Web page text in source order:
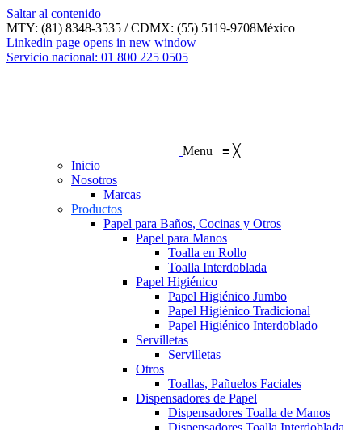
Saltar al contenido
MTY: (81) 8348-3535 / CDMX: (55) 5119-9708México
Linkedin page opens in new window
Servicio nacional: 01 800 225 0505
Menu ≡ ╳
Inicio
Nosotros
Marcas
Productos
Papel para Baños, Cocinas y Otros
Papel para Manos
Toalla en Rollo
Toalla Interdoblada
Papel Higiénico
Papel Higiénico Jumbo
Papel Higiénico Tradicional
Papel Higiénico Interdoblado
Servilletas
Servilletas
Otros
Toallas, Pañuelos Faciales
Dispensadores de Papel
Dispensadores Toalla de Manos
Dispensadores Toalla Interdoblada